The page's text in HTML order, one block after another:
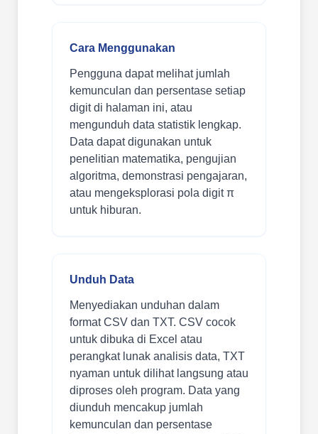
Cara Menggunakan
Pengguna dapat melihat jumlah
kemunculan dan persentase setiap
digit di halaman ini, atau
mengunduh data statistik lengkap.
Data dapat digunakan untuk
penelitian matematika, pengujian
algoritma, demonstrasi pengajaran,
atau mengeksplorasi pola digit π
untuk hiburan.
Unduh Data
Menyediakan unduhan dalam
format CSV dan TXT. CSV cocok
untuk dibuka di Excel atau
perangkat lunak analisis data, TXT
nyaman untuk dilihat langsung atau
diproses oleh program. Data yang
diunduh mencakup jumlah
kemunculan dan persentase